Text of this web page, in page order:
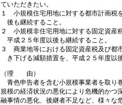
ていただきたい。
１ 小規模住宅用地に対する都市計画税
後も継続すること。
２ 小規模非住宅用地に対する固定資産
平成２５年度以後も継続すること。
３ 商業地等における固定資産税及び都
き下げる減額措置を、平成２５年度以
（理 由）
青色申告者を含む小規模事業者を取り
規模の経済状況の悪化により危機的かつ
融事情の悪化、後継者不足など、様々な